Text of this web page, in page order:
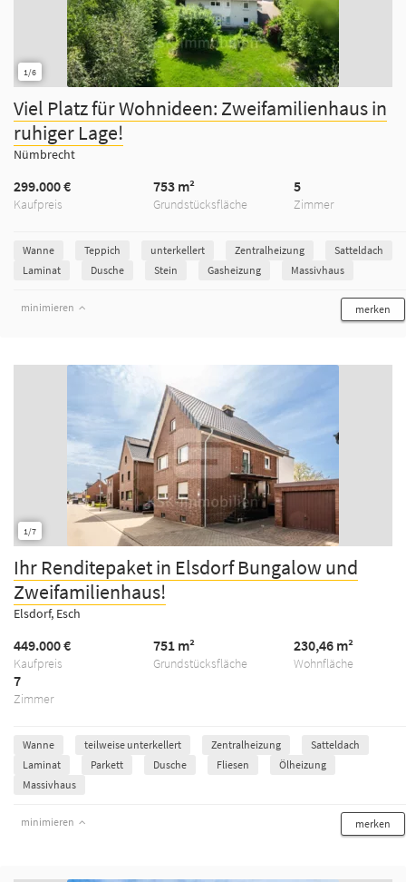
1/6
Viel Platz für Wohnideen: Zweifamilienhaus in
ruhiger Lage!
Nümbrecht
Kaufpreis
299.000 €
Grundstücksfläche
753 m²
Zimmer
5
Wanne Teppich unterkellert Zentralheizung
Satteldach
Laminat
Dusche Stein Gasheizung Massivhaus
minimieren merken
1/7
Ihr Renditepaket in Elsdorf Bungalow und
Zweifamilienhaus!
Elsdorf, Esch
Kaufpreis
449.000 €
Grundstücksfläche
751 m²
Wohnfläche
230,46 m²
Zimmer
7
Wanne teilweise unterkellert Zentralheizung
Satteldach
Laminat
Parkett Dusche Fliesen
Ölheizung
Massivhaus
minimieren merken